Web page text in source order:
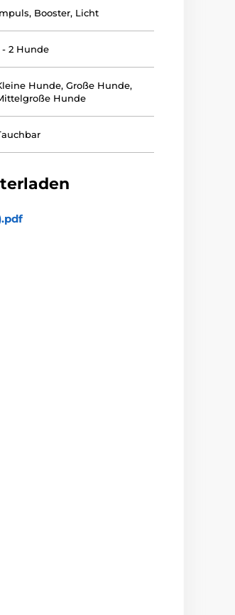
, Booster, Licht
- 2 Hunde
Hunde,Große Hunde,
Hunde